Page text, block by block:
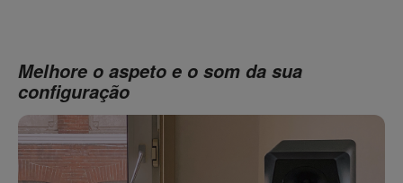
Melhore o aspeto e o som da sua
configuração